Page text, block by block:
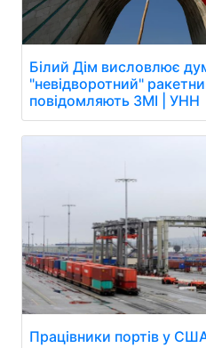
Білий Дім висловлює
"невідворотний"
повідомляють ЗМІ | УНН
Працівники портів у